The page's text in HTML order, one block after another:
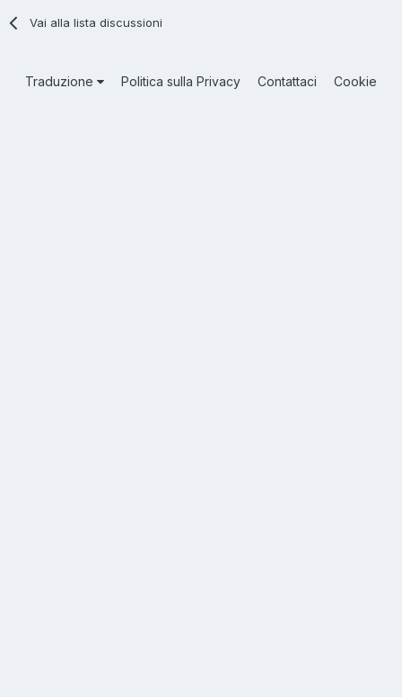
Vai alla lista discussioni
Traduzione Politica sulla Privacy Contattaci Cookie